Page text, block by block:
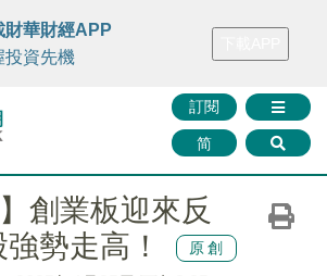
FINTV FINMETA 財華證券 媒體矩陣
訂閱
简
財華財經APP
投資先機
創業板迎來反
勢走高！
原創